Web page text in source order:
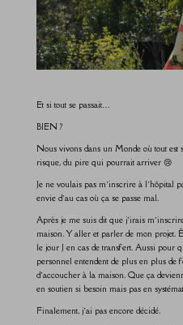
Et si tout se passait…
BIEN ?
Nous vivons dans un Monde où tout est
risque, du pire qui pourrait arriver 😢
Je ne voulais pas m’inscrire à l’hôpital
envie d’au cas où ça se passe mal.
Après je me suis dit que j’irais
maison. Y aller et parler de mon projet.
le jour J en cas de transfert. Aussi pour
personnel entendent de plus en plus de
d’accoucher à la maison. Que ça
en soutien si besoin mais pas en
Finalement, j’ai pas encore décidé.